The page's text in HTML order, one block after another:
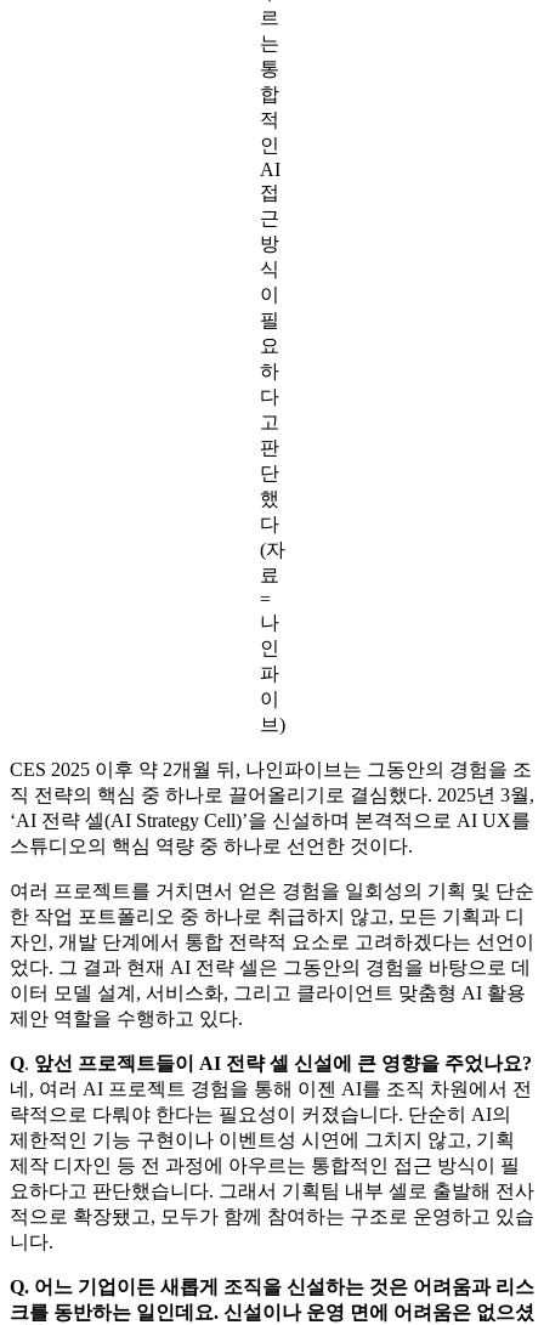
르
는
통
합
적
인
AI
접
근
방
식
이
필
요
하
다
고
판
단
했
다
(자
료
=
나
인
파
이
브)
CES 2025 이후 약 2개월 뒤, 나인파이브는 그동안의 경험을 조
직 전략의 핵심 중 하나로 끌어올리기로 결심했다. 2025년 3월,
‘AI 전략 셀(AI Strategy Cell)’을 신설하며 본격적으로 AI UX를
스튜디오의 핵심 역량 중 하나로 선언한 것이다.
여러 프로젝트를 거치면서 얻은 경험을 일회성의 기획 및 단순
한 작업 포트폴리오 중 하나로 취급하지 않고, 모든 기획과 디
자인, 개발 단계에서 통합 전략적 요소로 고려하겠다는 선언이
었다. 그 결과 현재 AI 전략 셀은 그동안의 경험을 바탕으로 데
이터 모델 설계, 서비스화, 그리고 클라이언트 맞춤형 AI 활용
제안 역할을 수행하고 있다.
Q. 앞선 프로젝트들이 AI 전략 셀 신설에 큰 영향을 주었나요?
네, 여러 AI 프로젝트 경험을 통해 이젠 AI를 조직 차원에서 전
략적으로 다뤄야 한다는 필요성이 커졌습니다. 단순히 AI의
제한적인 기능 구현이나 이벤트성 시연에 그치지 않고, 기획
제작 디자인 등 전 과정에 아우르는 통합적인 접근 방식이 필
요하다고 판단했습니다. 그래서 기획팀 내부 셀로 출발해 전사
적으로 확장됐고, 모두가 함께 참여하는 구조로 운영하고 있습
니다.
Q. 어느 기업이든 새롭게 조직을 신설하는 것은 어려움과 리스
크를 동반하는 일인데요. 신설이나 운영 면에 어려움은 없으셨